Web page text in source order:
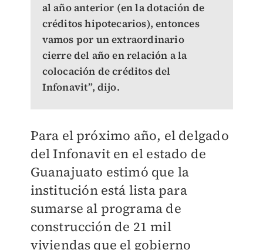
al año anterior (en la dotación de
créditos hipotecarios), entonces
vamos por un extraordinario
cierre del año en relación a la
colocación de créditos del
Infonavit”, dijo.
Para el próximo año, el delgado
del Infonavit en el estado de
Guanajuato estimó que la
institución está lista para
sumarse al programa de
construcción de 21 mil
viviendas que el gobierno